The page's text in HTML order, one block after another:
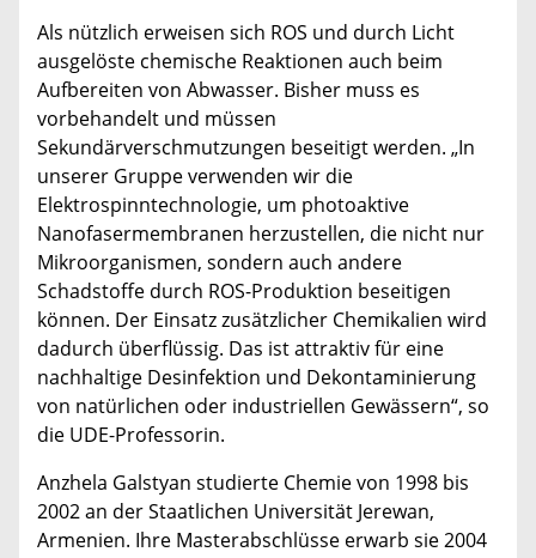
Als nützlich erweisen sich ROS und durch Licht
ausgelöste chemische Reaktionen auch beim
Aufbereiten von Abwasser. Bisher muss es
vorbehandelt und müssen
Sekundärverschmutzungen beseitigt werden. „In
unserer Gruppe verwenden wir die
Elektrospinntechnologie, um photoaktive
Nanofasermembranen herzustellen, die nicht nur
Mikroorganismen, sondern auch andere
Schadstoffe durch ROS-Produktion beseitigen
können. Der Einsatz zusätzlicher Chemikalien wird
dadurch überflüssig. Das ist attraktiv für eine
nachhaltige Desinfektion und Dekontaminierung
von natürlichen oder industriellen Gewässern“, so
die UDE-Professorin.
Anzhela Galstyan studierte Chemie von 1998 bis
2002 an der Staatlichen Universität Jerewan,
Armenien. Ihre Masterabschlüsse erwarb sie 2004